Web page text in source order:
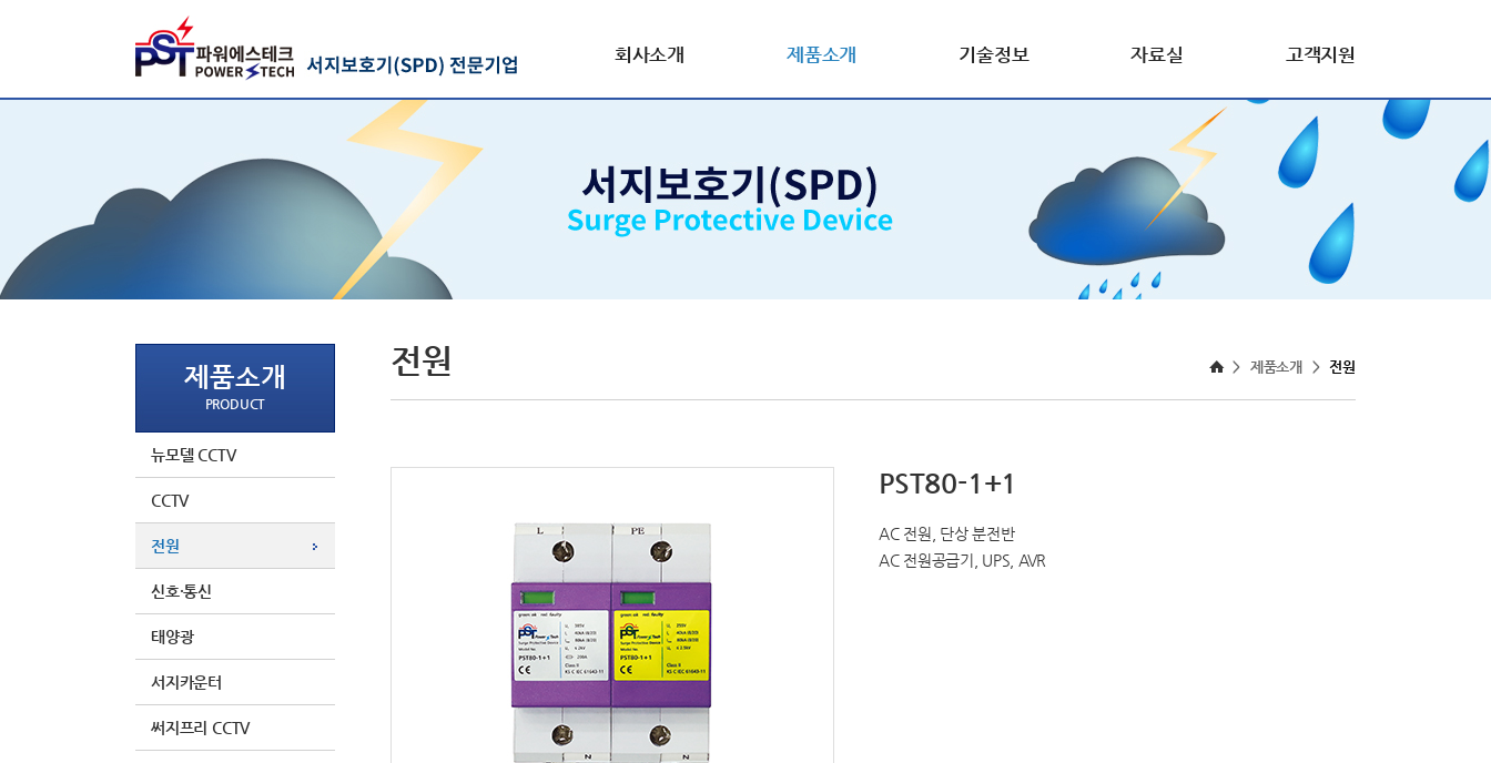
회사소개 제품소개 기술정보 자료실 고객지원
제품소개
PRODUCT
뉴모델 CCTV
CCTV
전원
신호·통신
태양광
서지카운터
써지프리 CCTV
전원 > 제품소개 > 전원
PST80-1+1
AC 전원, 단상 분전반
AC 전원공급기, UPS, AVR